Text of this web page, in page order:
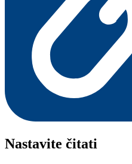
Nastavite čitati